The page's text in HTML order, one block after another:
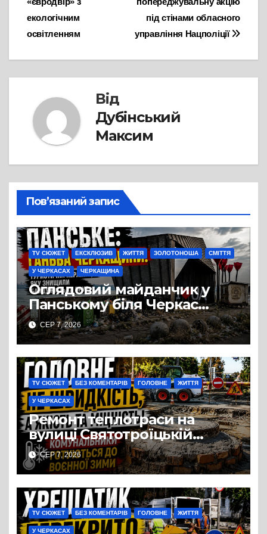
під стінами обласного
управління Нацполіції
екологічним
освітленням
Від
Дубінський
Максим
Пов’язаний запис
TV СЮЖЕТ ЕКСКЛЮЗИВ ЖИТТЯ ЗОЛОТОНОША СМІТТЯ
У ЧЕРКАСАХ ЧЕРКАЩИНА
Оглядовий майданчик у
Панському біля Черкас
перетворився на занедбане
сміттєзвалище
СЕР 7, 2026
TV СЮЖЕТ БЕЗ КОМЕНТАРІВ ГОЛОВНЕ ЖИТТЯ
У ЧЕРКАСАХ
Ремонт теплотраси на
вулиці Святотроїцькій
затягнувся порівняно із
запланованими термінами.
Вулицю досі не відкрили
для руху
СЕР 7, 2026
TV СЮЖЕТ БЕЗ КОМЕНТАРІВ ГОЛОВНЕ ЖИТТЯ
У ЧЕРКАСАХ